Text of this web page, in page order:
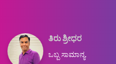
ತಿರು ಶ್ರೀಧರ
ಒಬ್ಬ ಸಾಮಾನ್ಯ.